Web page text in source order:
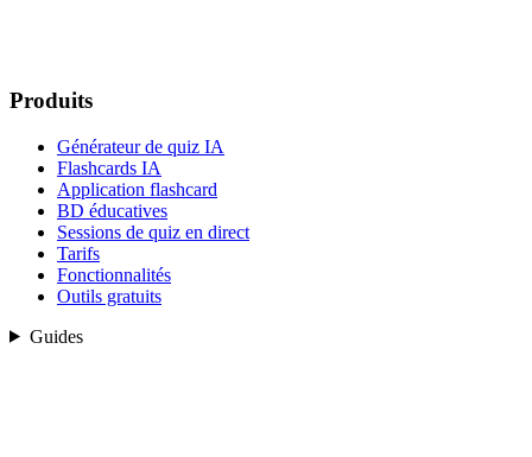
Produits
Générateur de quiz IA
Flashcards IA
Application flashcard
BD éducatives
Sessions de quiz en direct
Tarifs
Fonctionnalités
Outils gratuits
Guides